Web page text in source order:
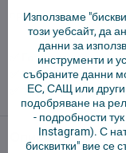
производител:
✅ Готов за
✅ БЕЗПЛАТНА
✅ 14 дни политика
Описание
Използваме
този уебсайт, да
данни за
инструменти и
събраните данни
ЕС, САЩ или други
подобряване на
- подробности тук
Instagram). С
бисквитки" вие се